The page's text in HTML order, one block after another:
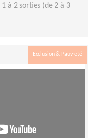
1 à 2 sorties (de 2 à 3
Exclusion & Pauvreté